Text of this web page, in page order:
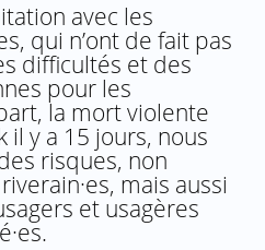
avec les
qui n’ont de fait pas
difficultés et des
pour les
la mort violente
il y a 15 jours, nous
risques, non
mais aussi
et usagères